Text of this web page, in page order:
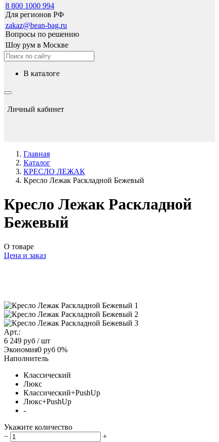
8 800 1000 994
Для регионов РФ
zakaz@bean-bag.ru
Вопросы по решению
Шоу рум в Москве
в каталоге
Личный кабинет
Главная
Каталог
КРЕСЛО ЛЕЖАК
Кресло Лежак Раскладной Бежевый
Кресло Лежак Раскладной
Бежевый
О товаре
Цена и заказ
Арт.:
6 249 руб / шт
Экономия0 руб 0%
Наполнитель
Классический
Люкс
Классический+PushUp
Люкс+PushUp
-
Укажите количество
−
+